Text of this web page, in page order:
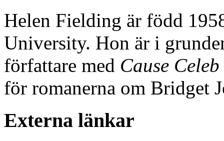
Helen Fielding är född
University. Hon är i
författare med Cause Celeb
för romanerna om Bridget
Externa länkar